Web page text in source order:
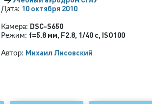
Дата: 10 октября 2010
Камера: DSC-S650
Режим: f=5.8 мм, F2.8, 1/40 с, ISO100
Автор: Михаил Лисовский